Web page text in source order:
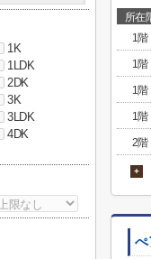
所在
1階
1階
1階
1階
2階
+
ぺ
1K
1LDK
2DK
3K
3LDK
4DK